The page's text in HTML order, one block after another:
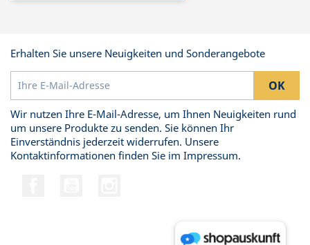
Erhalten Sie unsere Neuigkeiten und Sonderangebote
Wir nutzen Ihre E-Mail-Adresse, um Ihnen Neuigkeiten rund
um unsere Produkte zu senden. Sie können Ihr
Einverständnis jederzeit widerrufen. Unsere
Kontaktinformationen finden Sie im Impressum.